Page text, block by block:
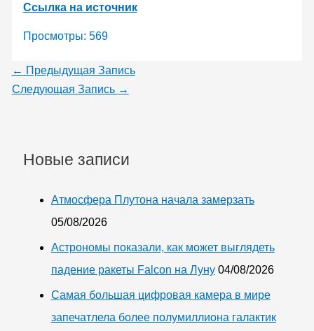
Ссылка на источник
Просмотры: 569
← Предыдущая Запись
Следующая Запись →
Новые записи
Атмосфера Плутона начала замерзать
05/08/2026
Астрономы показали, как может выглядеть
падение ракеты Falcon на Луну 04/08/2026
Самая большая цифровая камера в мире
запечатлела более полумиллиона галактик